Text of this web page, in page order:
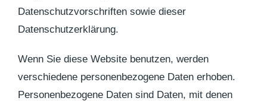
Datenschutzvorschriften sowie dieser
Datenschutzerklärung.
Wenn Sie diese Website benutzen, werden
verschiedene personenbezogene Daten erhoben.
Personenbezogene Daten sind Daten, mit denen